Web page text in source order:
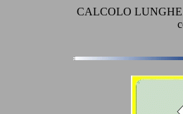
CALCOLO